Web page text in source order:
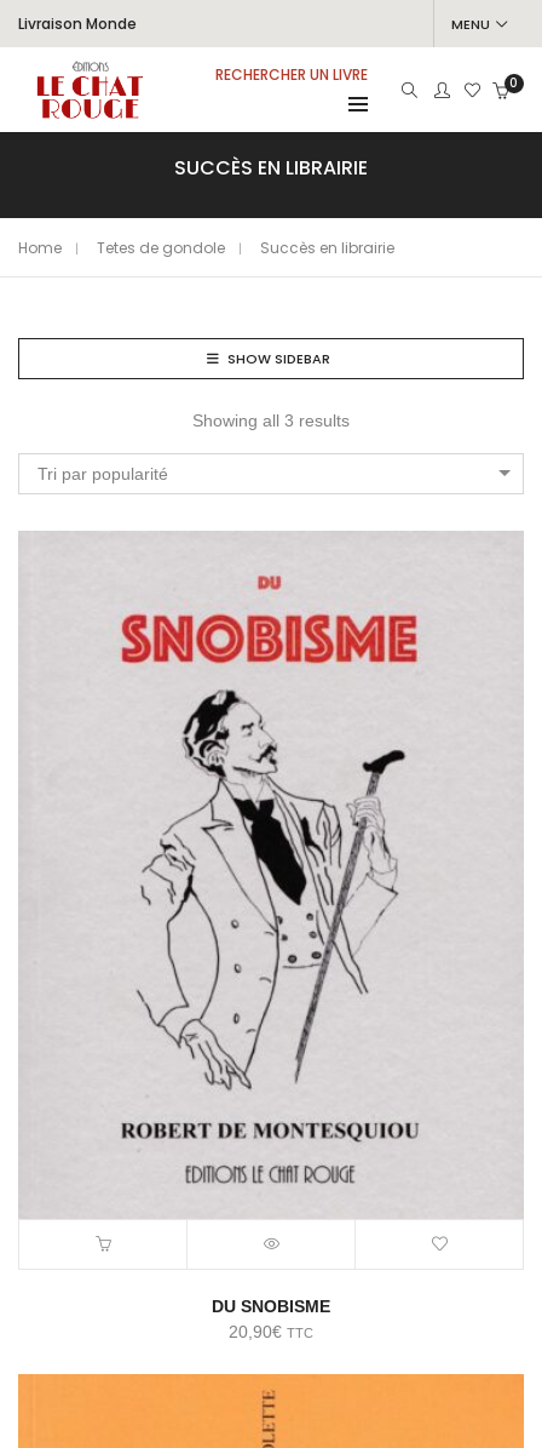
Livraison Monde MENU
RECHERCHER UN LIVRE 0
SUCCÈS EN LIBRAIRIE
Home Tetes de gondole Succès en librairie
SHOW SIDEBAR
Showing all 3 results
Tri par popularité
DU SNOBISME
20,90€ TTC